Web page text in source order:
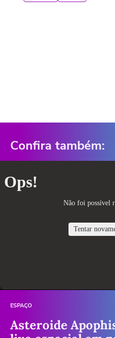
Confira também:
ESPAÇO
Asteroide